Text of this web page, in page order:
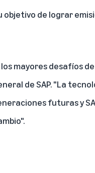
de lograr
mayores desafíos
de SAP. "La
futuras y